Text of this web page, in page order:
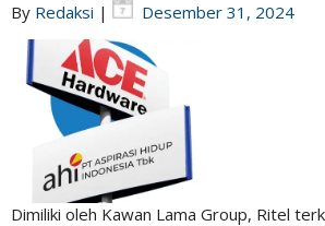
By Redaksi | Desember 31, 2024
Dimiliki oleh Kawan Lama Group, Ritel